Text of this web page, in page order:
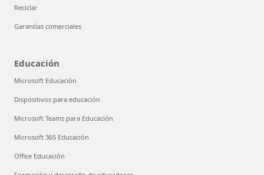
Reciclar
Garantías comerciales
Educación
Microsoft Educación
Dispositivos para educación
Microsoft Teams para Educación
Microsoft 365 Educación
Office Educación